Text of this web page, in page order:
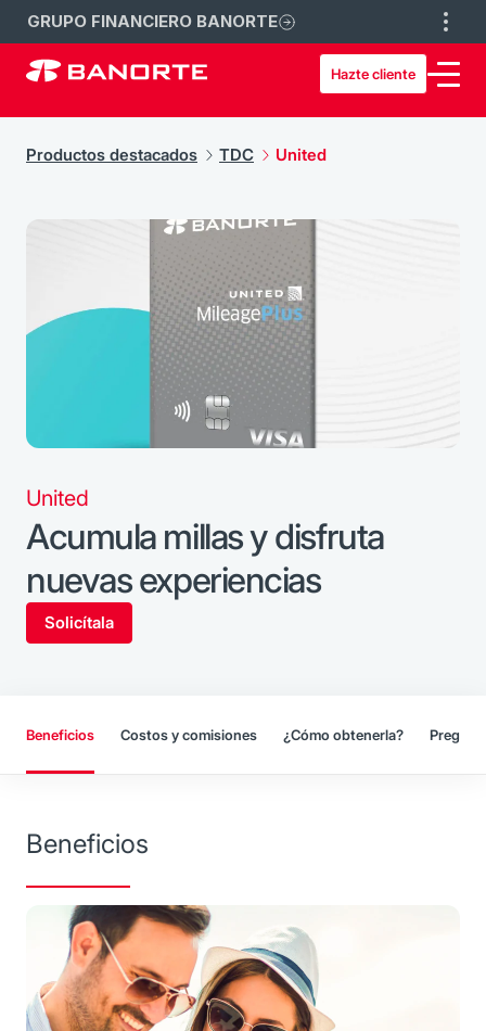
GRUPO FINANCIERO BANORTE
Hazte cliente
Productos destacados TDC United
United
Acumula millas y disfruta
nuevas experiencias
Solicítala
Beneficios Costos y comisiones ¿Cómo obtenerla?
Beneficios